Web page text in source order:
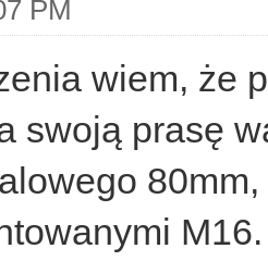
PM
wiem, że
swoją prasę